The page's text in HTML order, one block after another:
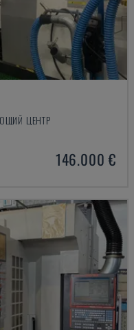
ЦЕНТР
146.000 €